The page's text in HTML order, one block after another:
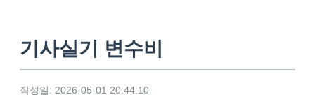
기사실기 변수비
작성일: 2026-05-01 20:44:10